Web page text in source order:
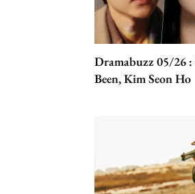
Dramabuzz 05/26 :
Been, Kim Seon Ho